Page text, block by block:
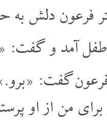
فرعون دلش به
آمد و گفت: «می
گفت:
من از او